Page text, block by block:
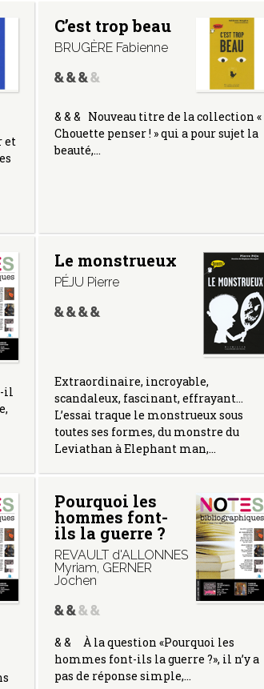
et
C’est trop beau
BRUGÈRE Fabienne
& & & Nouveau titre de la collection «
Chouette penser ! » qui a pour sujet la
beauté,…
il
Le monstrueux
PÉJU Pierre
Extraordinaire, incroyable,
scandaleux, fascinant, effrayant…
L’essai traque le monstrueux sous
toutes ses formes, du monstre du
Leviathan à Elephant man,…
Pourquoi les
hommes font-
ils la guerre ?
REVAULT d'ALLONNES
Myriam, GERNER
Jochen
& & À la question «Pourquoi les
hommes font-ils la guerre ?», il n’y a
pas de réponse simple,…